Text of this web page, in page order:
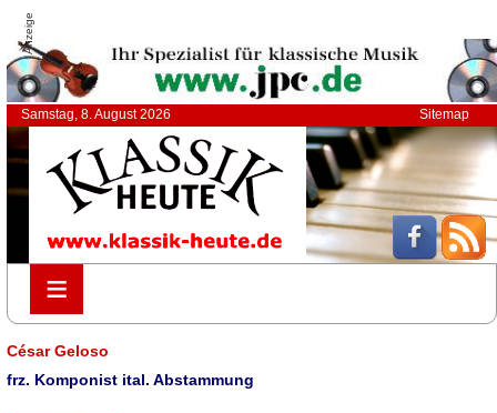
Anzeige
Samstag, 8. August 2026 Sitemap
≡
≡
César Geloso
frz. Komponist ital. Abstammung